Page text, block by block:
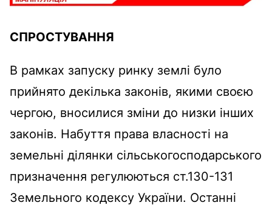
СПРОСТУВАННЯ
В рамках запуску ринку землі було
прийнято декілька законів, якими своєю
чергою, вносилися зміни до низки інших
законів. Набуття права власності на
земельні ділянки сільськогосподарського
призначення регулюються ст.130-131
Земельного кодексу України. Останні